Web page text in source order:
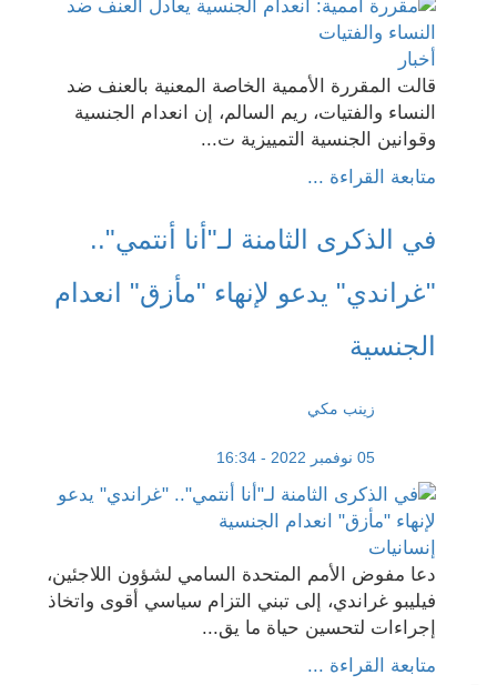
أخبار
قالت المقررة الأممية الخاصة المعنية بالعنف ضد
النساء والفتيات، ريم السالم، إن انعدام الجنسية
وقوانين الجنسية التمييزية ت...
متابعة القراءة ...
في الذكرى الثامنة لـ"أنا أنتمي"..
"غراندي" يدعو لإنهاء "مأزق" انعدام
الجنسية
زينب مكي
05 نوفمبر 2022 - 16:34
إنسانيات
دعا مفوض الأمم المتحدة السامي لشؤون اللاجئين،
فيليبو غراندي، إلى تبني التزام سياسي أقوى واتخاذ
إجراءات لتحسين حياة ما يق...
متابعة القراءة ...